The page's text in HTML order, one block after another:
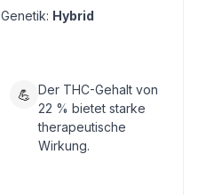
Genetik: Hybrid
💪 Der THC-Gehalt von
22 % bietet starke
therapeutische
Wirkung.